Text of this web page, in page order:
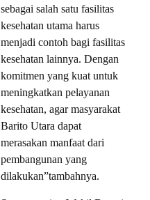
sebagai salah satu fasilitas
kesehatan utama harus
menjadi contoh bagi fasilitas
kesehatan lainnya. Dengan
komitmen yang kuat untuk
meningkatkan pelayanan
kesehatan, agar masyarakat
Barito Utara dapat
merasakan manfaat dari
pembangunan yang
dilakukan”tambahnya.